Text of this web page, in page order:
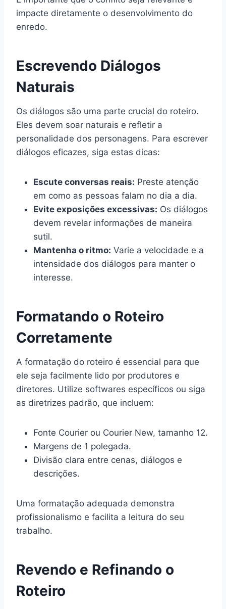
impacte diretamente o desenvolvimento do
enredo.
Escrevendo Diálogos
Naturais
Os diálogos são uma parte crucial do roteiro.
Eles devem soar naturais e refletir a
personalidade dos personagens. Para escrever
diálogos eficazes, siga estas dicas:
Escute conversas reais: Preste atenção
em como as pessoas falam no dia a dia.
Evite exposições excessivas: Os diálogos
devem revelar informações de maneira
sutil.
Mantenha o ritmo: Varie a velocidade e a
intensidade dos diálogos para manter o
interesse.
Formatando o Roteiro
Corretamente
A formatação do roteiro é essencial para que
ele seja facilmente lido por produtores e
diretores. Utilize softwares específicos ou siga
as diretrizes padrão, que incluem:
Fonte Courier ou Courier New, tamanho 12.
Margens de 1 polegada.
Divisão clara entre cenas, diálogos e
descrições.
Uma formatação adequada demonstra
profissionalismo e facilita a leitura do seu
trabalho.
Revendo e Refinando o
Roteiro